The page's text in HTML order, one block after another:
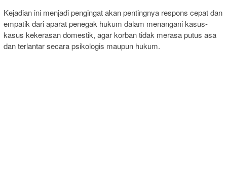
Kejadian ini menjadi pengingat akan pentingnya respons cepat dan
empatik dari aparat penegak hukum dalam menangani kasus-
kasus kekerasan domestik, agar korban tidak merasa putus asa
dan terlantar secara psikologis maupun hukum.